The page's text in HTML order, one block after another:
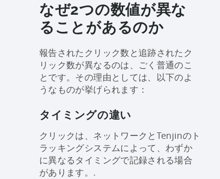
なぜ2つの数値が異な
ることがあるのか
報告されたクリック数と追跡されたク
リック数が異なるのは、ごく普通のこ
とです。その理由としては、以下のよ
うなものが挙げられます：
タイミングの違い
クリックは、ネットワークとTenjinのト
ラッキングシステムによって、わずか
に異なるタイミングで記録される場合
があります。.